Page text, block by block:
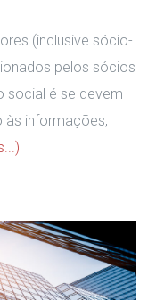
(inclusive sócio-
pelos sócios
social é se devem
às informações,